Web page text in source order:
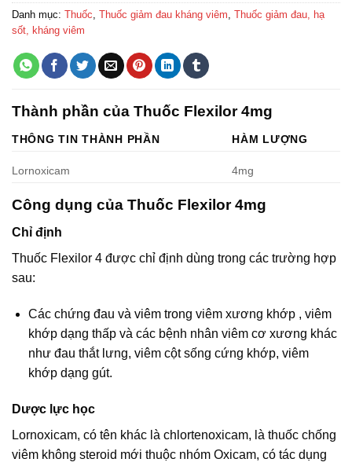
Danh mục: Thuốc Thuốc giảm đau kháng viêm Thuốc giảm đau, hạ
sốt, kháng viêm
Thành phần của Thuốc Flexilor 4mg
THÔNG TIN THÀNH PHẦN HÀM LƯỢNG
Lornoxicam 4mg
Công dụng của Thuốc Flexilor 4mg
Chỉ định
Thuốc Flexilor 4 được chỉ định dùng trong các trường hợp
sau:
Các chứng đau và viêm trong viêm xương khớp , viêm
khớp dạng thấp và các bệnh nhân viêm cơ xương khác
như đau thắt lưng, viêm cột sống cứng khớp, viêm
khớp dạng gút.
Dược lực học
Lornoxicam, có tên khác là chlortenoxicam, là thuốc chống
viêm không steroid mới thuộc nhóm Oxicam, có tác dụng